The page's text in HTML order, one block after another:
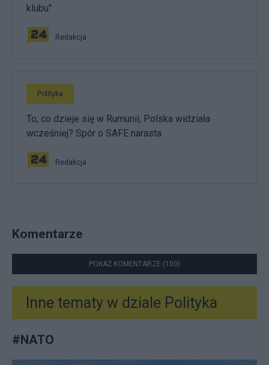
klubu"
Redakcja
Polityka
To, co dzieje się w Rumunii, Polska widziała
wcześniej? Spór o SAFE narasta
Redakcja
Komentarze
POKAŻ KOMENTARZE (100)
Inne tematy w dziale Polityka
#NATO